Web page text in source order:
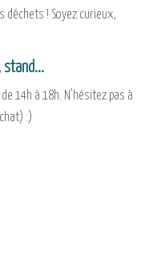
déchets ! Soyez curieux,
stand...
14h à 18h. N'hésitez pas à
:)